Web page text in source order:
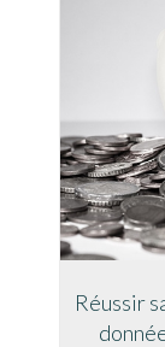
Réussir